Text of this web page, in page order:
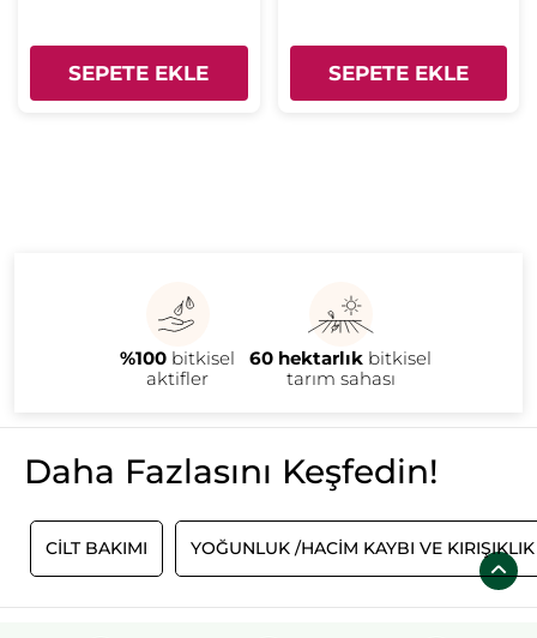
SEPETE EKLE SEPETE EKLE
%100 bitkisel
aktifler
60 hektarlık bitkisel
tarım sahası
Daha Fazlasını Keşfedin!
CİLT BAKIMI YOĞUNLUK /HACIM KAYBI VE KIRIŞIKLIK